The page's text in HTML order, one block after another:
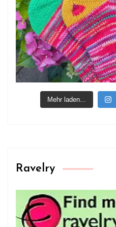
Mehr laden...
Ravelry